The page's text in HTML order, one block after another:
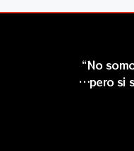
“No
…pero si